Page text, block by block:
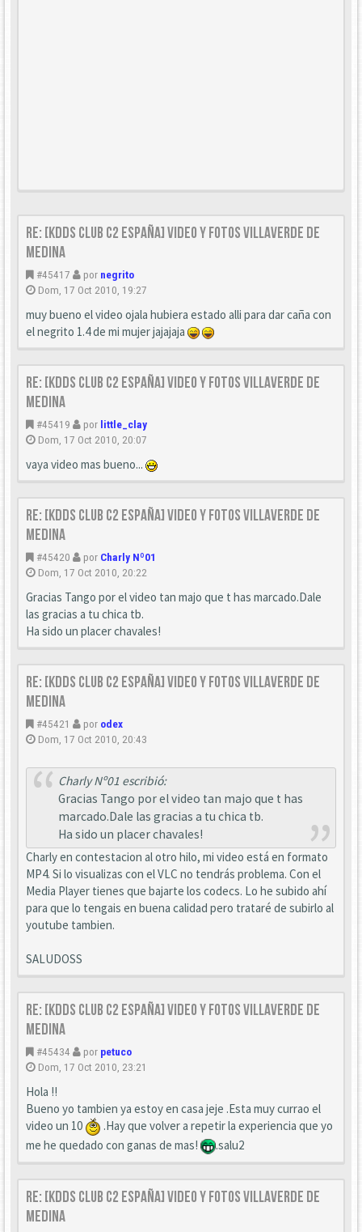
Re: [KDDS Club C2 España] Video y fotos Villaverde de
Medina
#45417 por negrito
Dom, 17 Oct 2010, 19:27
muy bueno el video ojala hubiera estado alli para dar caña con
el negrito 1.4 de mi mujer jajajaja
Re: [KDDS Club C2 España] Video y fotos Villaverde de
Medina
#45419 por little_clay
Dom, 17 Oct 2010, 20:07
vaya video mas bueno...
Re: [KDDS Club C2 España] Video y fotos Villaverde de
Medina
#45420 por Charly Nº01
Dom, 17 Oct 2010, 20:22
Gracias Tango por el video tan majo que t has marcado.Dale
las gracias a tu chica tb.
Ha sido un placer chavales!
Re: [KDDS Club C2 España] Video y fotos Villaverde de
Medina
#45421 por odex
Dom, 17 Oct 2010, 20:43
Charly Nº01 escribió:
Gracias Tango por el video tan majo que t has
marcado.Dale las gracias a tu chica tb.
Ha sido un placer chavales!
Charly en contestacion al otro hilo, mi video está en formato
MP4. Si lo visualizas con el VLC no tendrás problema. Con el
Media Player tienes que bajarte los codecs. Lo he subido ahí
para que lo tengais en buena calidad pero trataré de subirlo al
youtube tambien.
SALUDOSS
Re: [KDDS Club C2 España] Video y fotos Villaverde de
Medina
#45434 por petuco
Dom, 17 Oct 2010, 23:21
Hola !!
Bueno yo tambien ya estoy en casa jeje .Esta muy currao el
video un 10
.Hay que volver a repetir la experiencia que yo
me he quedado con ganas de mas!
.salu2
Re: [KDDS Club C2 España] Video y fotos Villaverde de
Medina